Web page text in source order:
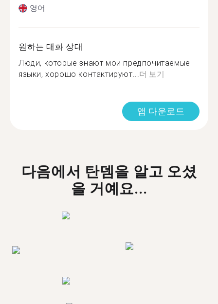
영어
원하는 대화 상대
Люди, которые знают мои предпочитаемые
языки, хорошо контактируют...더 보기
앱 다운로드
다음에서 탄뎀을 알고 오셨
을 거예요...